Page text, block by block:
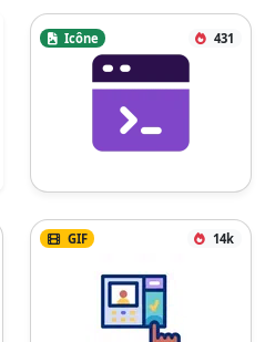
Icône 431
GIF 14k